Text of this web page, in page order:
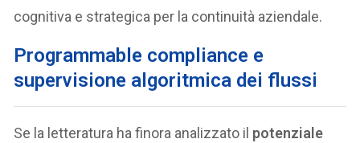
cognitiva e strategica per la continuità aziendale.
Programmable compliance e
supervisione algoritmica dei flussi
Se la letteratura ha finora analizzato il potenziale